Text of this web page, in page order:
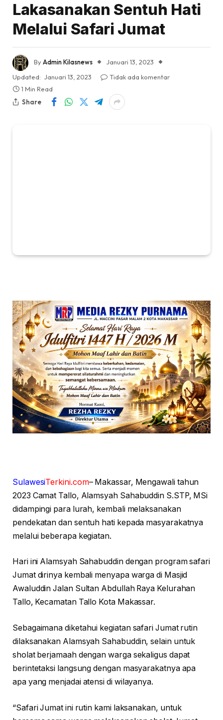
Lakasanakan Sentuh Hati
Melalui Safari Jumat
ByAdmin Kilasnews
Januari 13, 2023
Updated: Januari 13, 2023
Tidak ada komentar
1 Min Read
Share
SulawesiTerkini.com– Makassar, Mengawali tahun
2023 Camat Tallo, Alamsyah Sahabuddin S.STP, MSi
didampingi para lurah, kembali melaksanakan
pendekatan dan sentuh hati kepada masyarakatnya
melalui beberapa kegiatan.
Hari ini Alamsyah Sahabuddin dengan program safari
Jumat dirinya kembali menyapa warga di Masjid
Awaluddin Jalan Sultan Abdullah Raya Kelurahan
Tallo, Kecamatan Tallo Kota Makassar.
Sebagaimana diketahui kegiatan safari Jumat rutin
dilaksanakan Alamsyah Sahabuddin, selain untuk
sholat berjamaah dengan warga sekaligus dapat
berintetaksi langsung dengan masyarakatnya apa
apa yang menjadai atensi di wilayanya.
“Safari Jumat ini rutin kami laksanakan, untuk